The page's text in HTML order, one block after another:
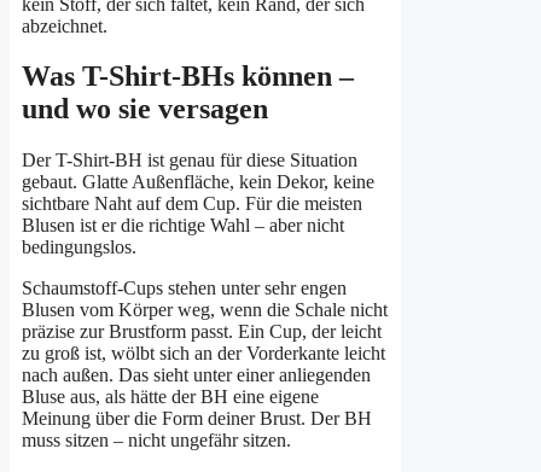
abzeichnet.
Was T-Shirt-BHs können –
und wo sie versagen
Der T-Shirt-BH ist genau für diese Situation
gebaut. Glatte Außenfläche, kein Dekor, keine
sichtbare Naht auf dem Cup. Für die meisten
Blusen ist er die richtige Wahl – aber nicht
bedingungslos.
Schaumstoff-Cups stehen unter sehr engen
Blusen vom Körper weg, wenn die Schale nicht
präzise zur Brustform passt. Ein Cup, der leicht
zu groß ist, wölbt sich an der Vorderkante leicht
nach außen. Das sieht unter einer anliegenden
Bluse aus, als hätte der BH eine eigene
Meinung über die Form deiner Brust. Der BH
muss sitzen – nicht ungefähr sitzen.